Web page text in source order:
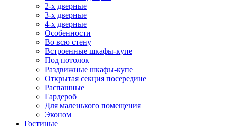
2-х дверные
3-х дверные
4-х дверные
Особенности
Во всю стену
Встроенные шкафы-купе
Под потолок
Раздвижные шкафы-купе
Открытая секция посередине
Распашные
Гардероб
Для маленького помещения
Эконом
Гостиные